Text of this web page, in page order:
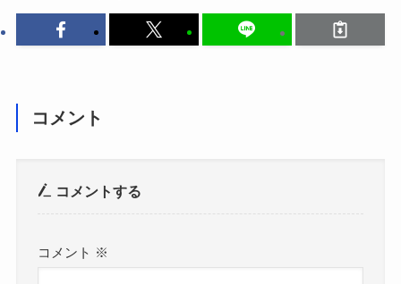
コメント
コメントする
コメント ※